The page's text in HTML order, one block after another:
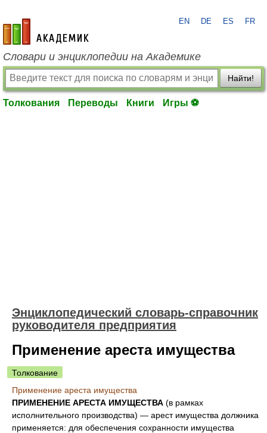
academic.ru
EN DE ES FR
Словари и энциклопедии на Академике
Найти!
Толкования Переводы Книги Игры ⚽
Энциклопедический словарь-справочник
руководителя предприятия
Применение ареста имущества
Толкование
Применение ареста имущества
ПРИМЕНЕНИЕ АРЕСТА ИМУЩЕСТВА (в рамках
исполнительного производства) — арест имущества должника
применяется: для обеспечения сохранности имущества